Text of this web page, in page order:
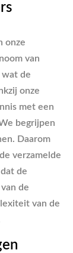
onze
van
wat de
onze
met een
begrijpen
Daarom
verzamelde
de
de
van de